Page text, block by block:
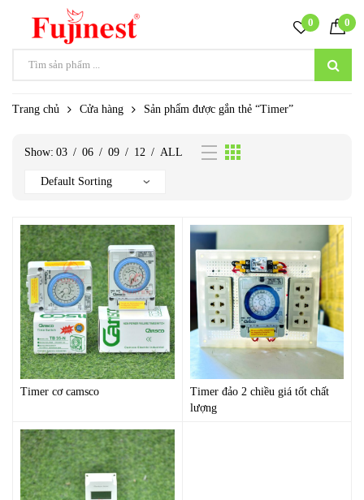
0 0
Trang chủ Cửa hàng Sản phẩm được gắn thẻ “Timer”
Show: 03 / 06 / 09 / 12 / ALL
Timer cơ camsco
Timer đảo 2 chiều giá tốt chất
lượng